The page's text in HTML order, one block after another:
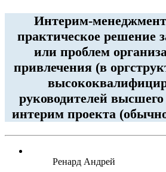
Интерим-
практическое решение
или проблем
привлечения (в
руководителей
интерим проекта
Ренард Андрей